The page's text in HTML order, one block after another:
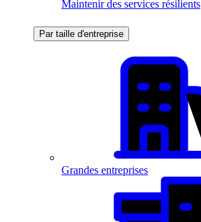
Maintenir des services résilients
Par taille d'entreprise
Grandes entreprises